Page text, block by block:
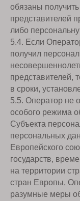
обязаны
представителей
либо
5.4. Если
получил
представителей,
в сроки,
5.5. Оператор не
особого режима
Субъекта
персональных
Европейского
государств,
на территории
стран Европы,
разумные меры